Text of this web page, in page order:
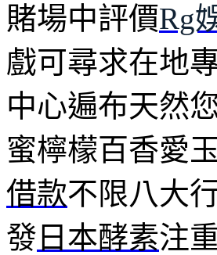
賭場中評價Rg
戲可尋求在地
中心遍布天然
蜜檸檬百香愛
借款不限八大
發 日本酵素注